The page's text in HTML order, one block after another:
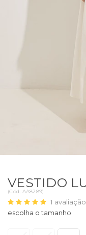
VESTIDO
(Cód. AA8289)
1 avaliação